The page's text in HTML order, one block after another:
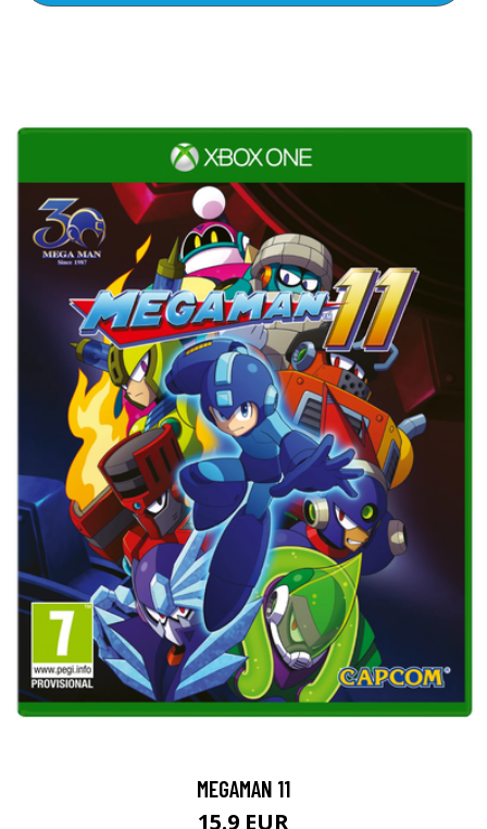
MEGAMAN 11
15.9 EUR